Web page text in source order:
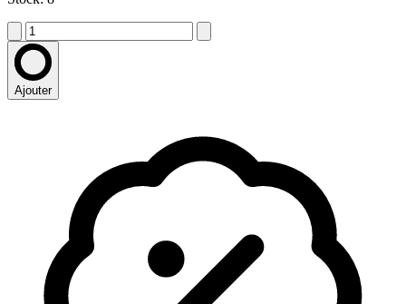
Ajouter